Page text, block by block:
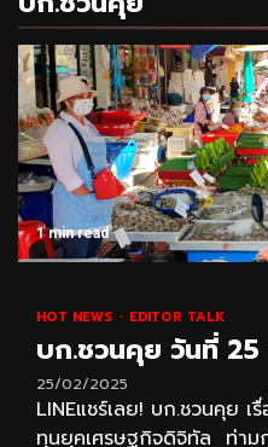
1 min read
HOT NEWS EDITOR TALK
บก.ชวนคุย วันที่
25/02/2025
LINEแชร์เลย! บก.ชวนคุย
ทุนยุคเศรษฐกิจดิจิทัล ท่าม